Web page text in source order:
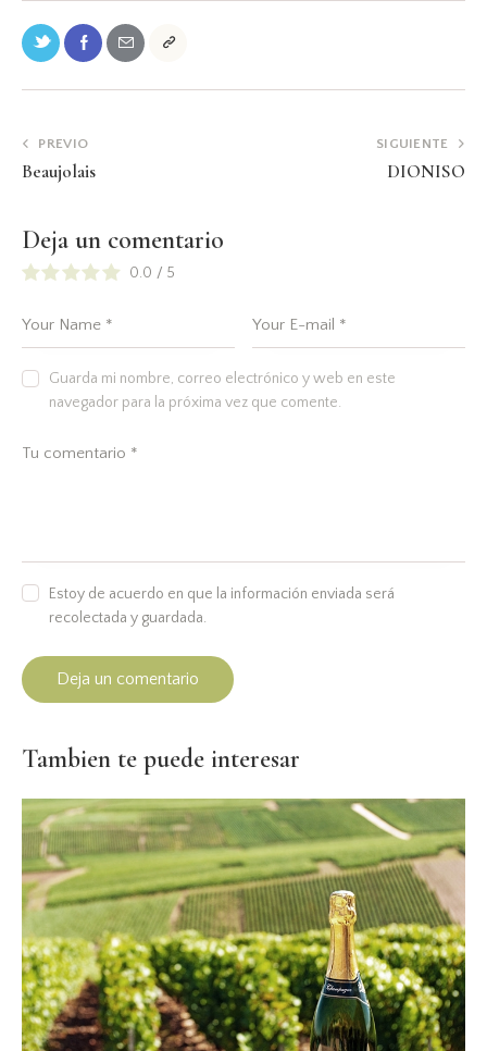
PREVIO
Beaujolais
SIGUIENTE
DIONISO
Deja un comentario
0.0 / 5
Guarda mi nombre, correo electrónico y web en este
navegador para la próxima vez que comente.
Estoy de acuerdo en que la información enviada será
recolectada y guardada.
Tambien te puede interesar